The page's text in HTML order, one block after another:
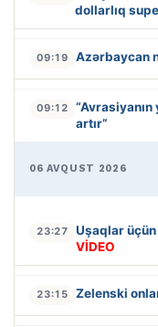
dollarlıq
09:19 Azərbaycan
09:12
artır”
06 AVQUST 2026
23:27 Uşaqlar
VİDEO
23:15 Zelenski